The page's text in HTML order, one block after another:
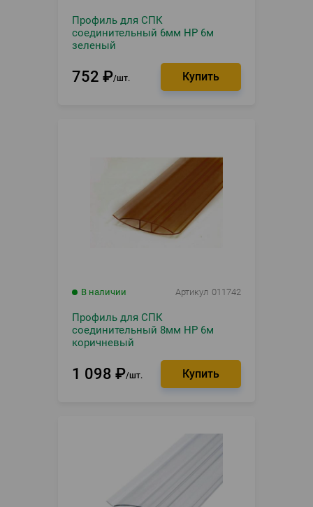
Профиль для СПК
соединительный 6мм НР 6м
зеленый
752 ₽ шт.
В наличии Артикул 011742
Профиль для СПК
соединительный 8мм HP 6м
коричневый
1 098 ₽ шт.